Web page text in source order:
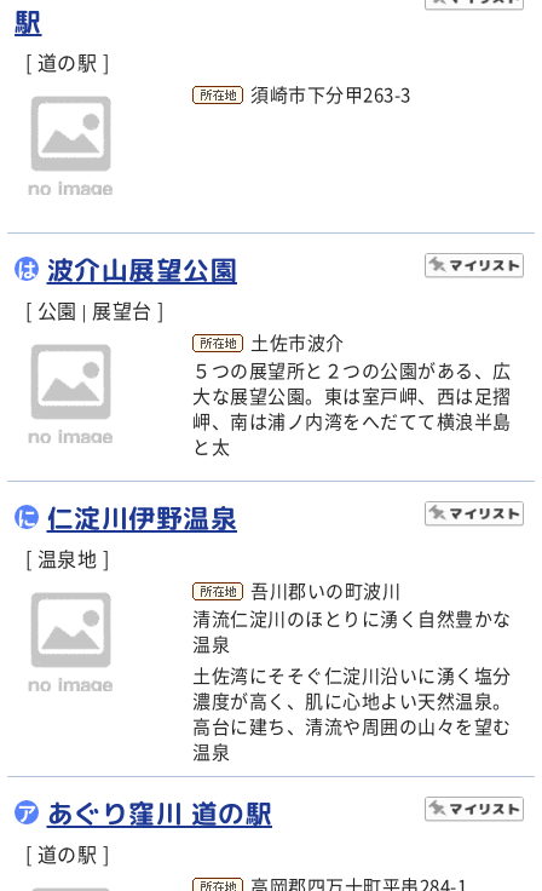
駅
[ 道の駅 ]
須崎市下分甲263-3
は 波介山展望公園
[ 公園 | 展望台 ]
土佐市波介
５つの展望所と２つの公園がある、広
大な展望公園。東は室戸岬、西は足摺
岬、南は浦ノ内湾をへだてて横浪半島
と太
に 仁淀川伊野温泉
[ 温泉地 ]
吾川郡いの町波川
清流仁淀川のほとりに湧く自然豊かな
温泉
土佐湾にそそぐ仁淀川沿いに湧く塩分
濃度が高く、肌に心地よい天然温泉。
高台に建ち、清流や周囲の山々を望む
温泉
ア あぐり窪川 道の駅
[ 道の駅 ]